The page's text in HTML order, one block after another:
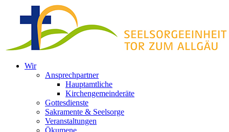
Inhalt
springen
Wir
Ansprechpartner
Hauptamtliche
Kirchengemeinderäte
Gottesdienste
Sakramente & Seelsorge
Veranstaltungen
Ökumene